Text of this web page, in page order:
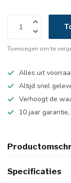
Toevoegen om te
Alles uit
Altijd snel
Verhoogt de
10 jaar
Specificaties